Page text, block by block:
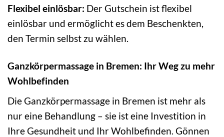
Flexibel einlösbar: Der Gutschein ist flexibel
einlösbar und ermöglicht es dem Beschenkten,
den Termin selbst zu wählen.
Ganzkörpermassage in Bremen: Ihr Weg zu mehr
Wohlbefinden
Die Ganzkörpermassage in Bremen ist mehr als
nur eine Behandlung – sie ist eine Investition in
Ihre Gesundheit und Ihr Wohlbefinden. Gönnen